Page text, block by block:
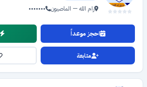
رام الله — الماصيون •••••••
احجز موعداً
متابعة